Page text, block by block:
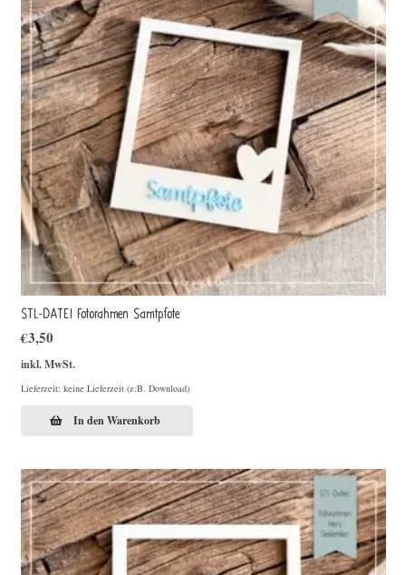
STL-DATEI Fotorahmen Samtpfote
€3,50
inkl. MwSt.
Lieferzeit: keine Lieferzeit (z.B. Download)
In den Warenkorb